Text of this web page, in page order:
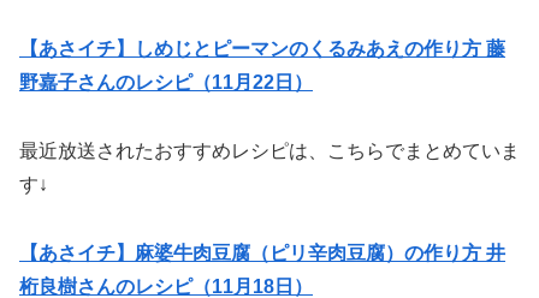
【あさイチ】しめじとピーマンのくるみあえの作り方 藤
野嘉子さんのレシピ（11月22日）
最近放送されたおすすめレシピは、こちらでまとめていま
す↓
【あさイチ】麻婆牛肉豆腐（ピリ辛肉豆腐）の作り方 井
桁良樹さんのレシピ（11月18日）